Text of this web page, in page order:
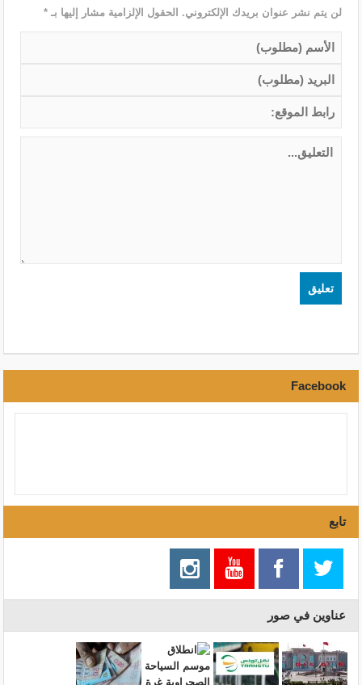
لن يتم نشر عنوان بريدك الإلكتروني. الحقول الإلزامية مشار إليها بـ*
Facebook
تابع
عناوين في صور